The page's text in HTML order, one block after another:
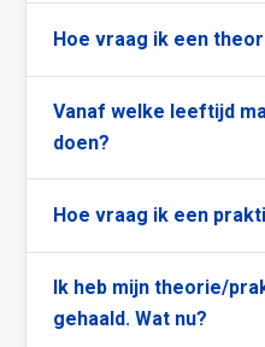
Hoe vraag ik een
Vanaf welke leeftijd
doen?
Hoe vraag ik een
Ik heb mijn theorie/
gehaald. Wat nu?